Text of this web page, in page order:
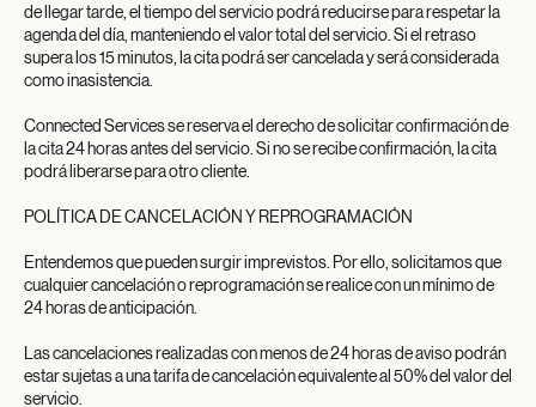
de llegar tarde, el tiempo del servicio podrá reducirse para respetar la
agenda del día, manteniendo el valor total del servicio. Si el retraso
supera los 15 minutos, la cita podrá ser cancelada y será considerada
como inasistencia.
Connected Services se reserva el derecho de solicitar confirmación de
la cita 24 horas antes del servicio. Si no se recibe confirmación, la cita
podrá liberarse para otro cliente.
POLÍTICA DE CANCELACIÓN Y REPROGRAMACIÓN
Entendemos que pueden surgir imprevistos. Por ello, solicitamos que
cualquier cancelación o reprogramación se realice con un mínimo de
24 horas de anticipación.
Las cancelaciones realizadas con menos de 24 horas de aviso podrán
estar sujetas a una tarifa de cancelación equivalente al 50% del valor del
servicio.